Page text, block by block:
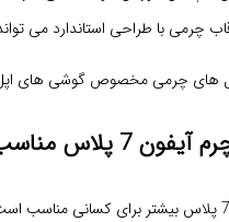
چرمی با طراحی استاندارد می
های چرمی مخصوص گوشی های اپل
چه کسانی است؟
قاب چرمی آیفون 7 پلاس بیشتر برای